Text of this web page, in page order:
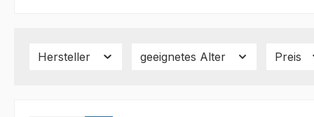
Hersteller geeignetes Alter Preis